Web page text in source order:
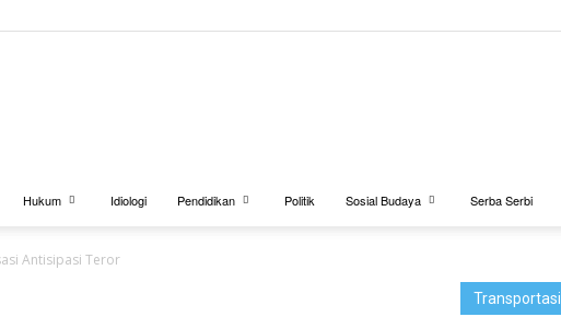
Hukum Idiologi Pendidikan Politik Sosial Budaya Serba Serbi
Antisipasi Teror
Transportasi